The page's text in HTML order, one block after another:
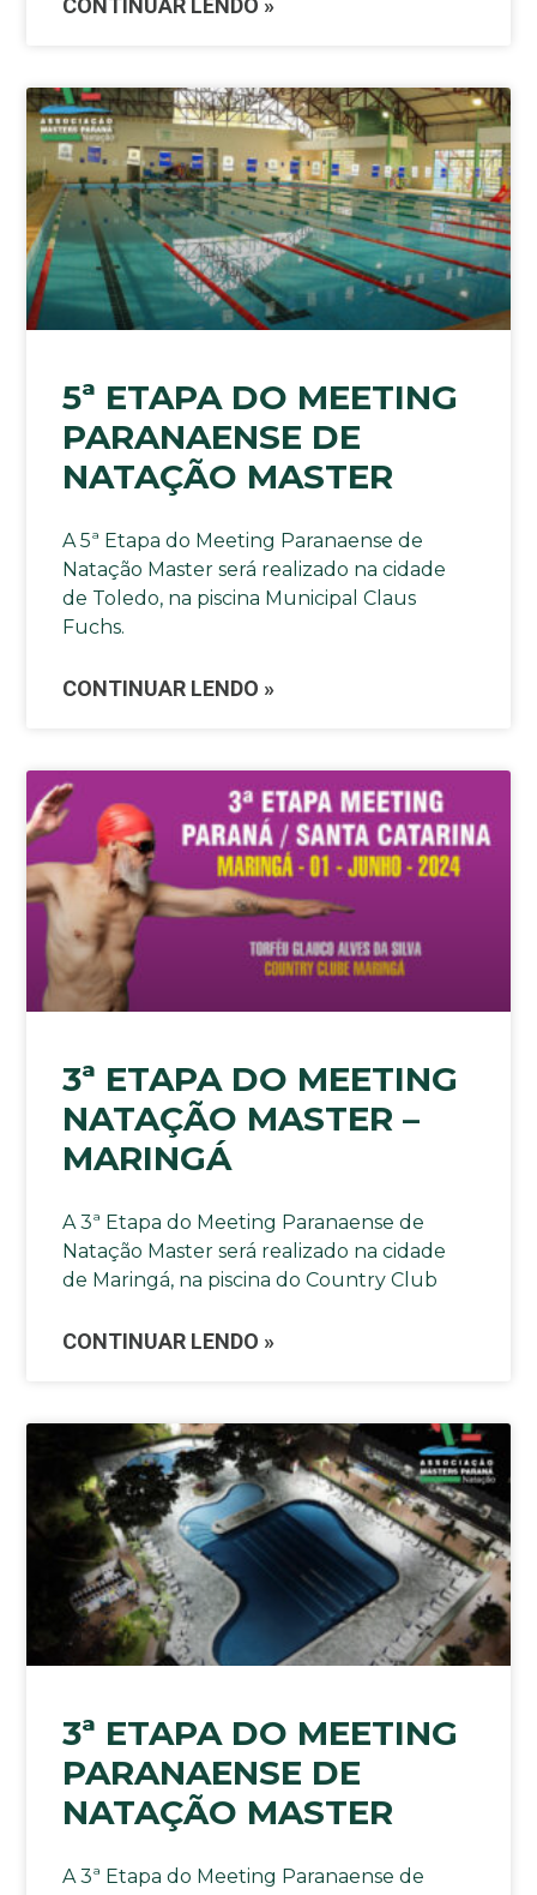
CONTINUAR LENDO »
5ª ETAPA DO MEETING
PARANAENSE DE
NATAÇÃO MASTER
A 5ª Etapa do Meeting Paranaense de
Natação Master será realizado na cidade
de Toledo, na piscina Municipal Claus
Fuchs.
CONTINUAR LENDO »
3ª ETAPA DO MEETING
NATAÇÃO MASTER –
MARINGÁ
A 3ª Etapa do Meeting Paranaense de
Natação Master será realizado na cidade
de Maringá, na piscina do Country Club
CONTINUAR LENDO »
3ª ETAPA DO MEETING
PARANAENSE DE
NATAÇÃO MASTER
A 3ª Etapa do Meeting Paranaense de